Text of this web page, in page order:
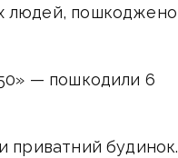
людей, пошкоджено
— пошкодили 6
приватний будинок.